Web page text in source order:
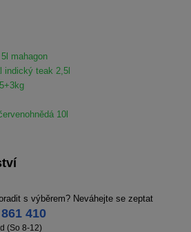
mahagon
indický teak 2,5l
10l
s výběrem? Neváhejte se zeptat
410
(So 8-12)